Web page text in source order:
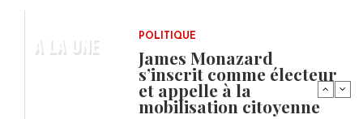
A LA UNE POLITIQUE
James Monazard
s’inscrit comme électeur
et appelle à la
mobilisation citoyenne